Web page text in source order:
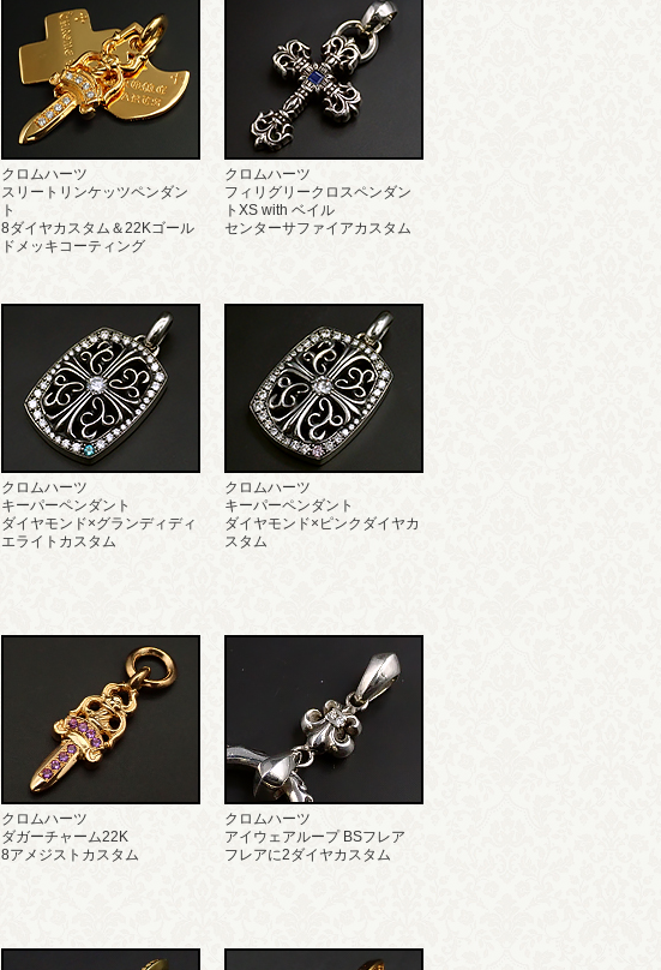
クロムハーツ
スリートリンケッツペンダン
ト
8ダイヤカスタム＆22Kゴール
ドメッキコーティング
クロムハーツ
フィリグリークロスペンダン
トXS with ベイル
センターサファイアカスタム
クロムハーツ
キーパーペンダント
ダイヤモンド×グランディディ
エライトカスタム
クロムハーツ
キーパーペンダント
ダイヤモンド×ピンクダイヤカ
スタム
クロムハーツ
ダガーチャーム22K
8アメジストカスタム
クロムハーツ
アイウェアループ BSフレア
フレアに2ダイヤカスタム